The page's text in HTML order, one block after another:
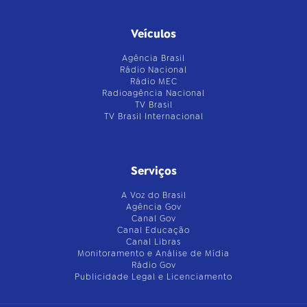
Veículos
Agência Brasil
Rádio Nacional
Rádio MEC
Radioagência Nacional
TV Brasil
TV Brasil Internacional
Serviços
A Voz do Brasil
Agência Gov
Canal Gov
Canal Educação
Canal Libras
Monitoramento e Análise de Mídia
Rádio Gov
Publicidade Legal e Licenciamento